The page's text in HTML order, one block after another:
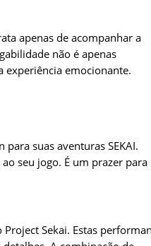
apenas de acompanhar a
não é apenas
emocionante.
suas aventuras SEKAI.
seu jogo. É um prazer para
Sekai. Estas